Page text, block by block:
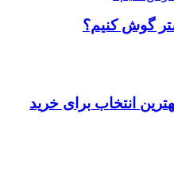
گوش کنیم؟
انتخاب برای خرید